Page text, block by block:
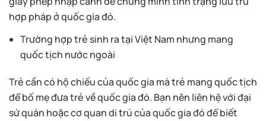
hợp pháp ở quốc gia đó.
Trường hợp trẻ sinh ra tại Việt Nam nhưng mang
quốc tịch nước ngoài
Trẻ cần có hộ chiếu của quốc gia mà trẻ mang quốc tịch
để bố mẹ đưa trẻ về quốc gia đó. Bạn nên liên hệ với đại
sứ quán hoặc cơ quan di trú của quốc gia đó để biết